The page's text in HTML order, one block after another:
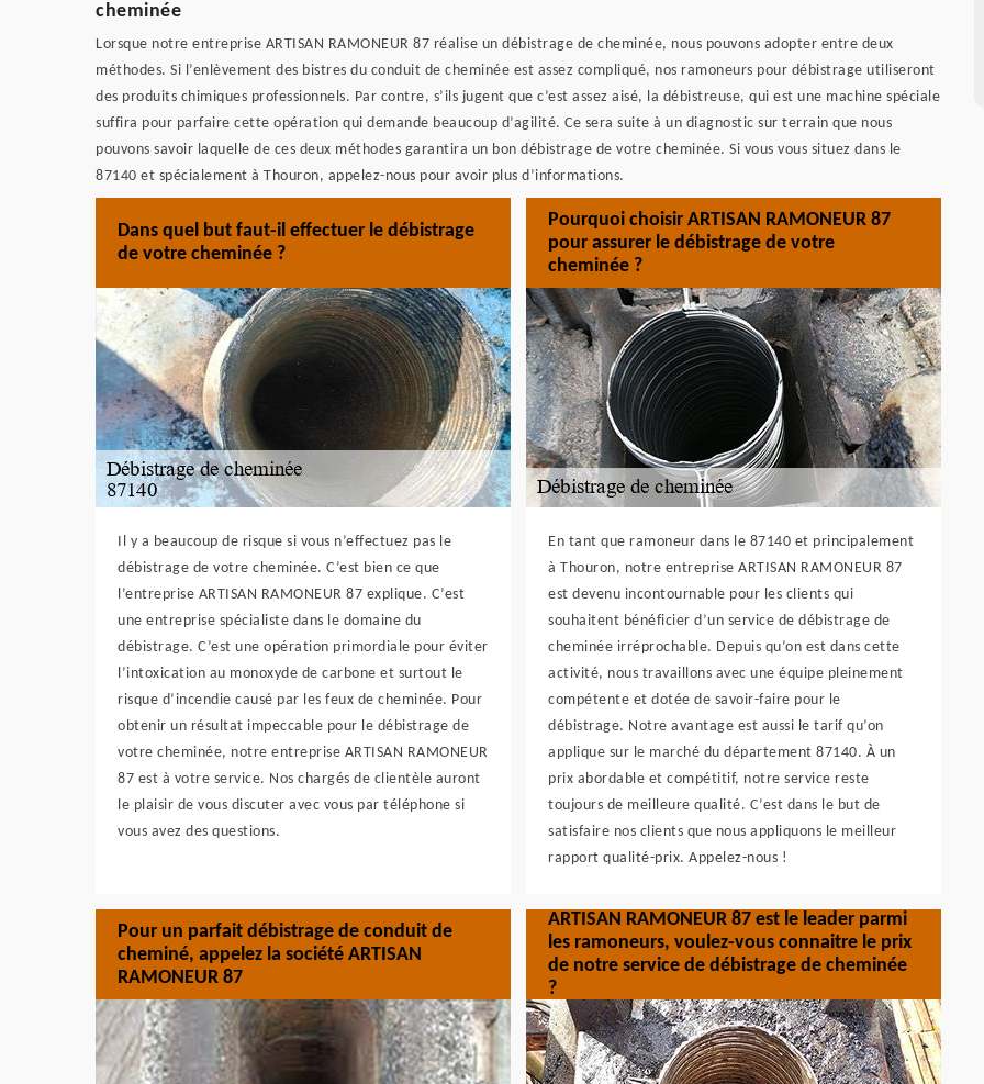
cheminée
Lorsque notre entreprise ARTISAN RAMONEUR 87 réalise un débistrage de cheminée, nous pouvons adopter entre deux
méthodes. Si l’enlèvement des bistres du conduit de cheminée est assez compliqué, nos ramoneurs pour débistrage utiliseront
des produits chimiques professionnels. Par contre, s’ils jugent que c’est assez aisé, la débistreuse, qui est une machine spéciale
suffira pour parfaire cette opération qui demande beaucoup d’agilité. Ce sera suite à un diagnostic sur terrain que nous
pouvons savoir laquelle de ces deux méthodes garantira un bon débistrage de votre cheminée. Si vous vous situez dans le
87140 et spécialement à Thouron, appelez-nous pour avoir plus d’informations.
Dans quel but faut-il effectuer le débistrage
de votre cheminée ?
Il y a beaucoup de risque si vous n’effectuez pas le
débistrage de votre cheminée. C’est bien ce que
l’entreprise ARTISAN RAMONEUR 87 explique. C’est
une entreprise spécialiste dans le domaine du
débistrage. C’est une opération primordiale pour éviter
l’intoxication au monoxyde de carbone et surtout le
risque d’incendie causé par les feux de cheminée. Pour
obtenir un résultat impeccable pour le débistrage de
votre cheminée, notre entreprise ARTISAN RAMONEUR
87 est à votre service. Nos chargés de clientèle auront
le plaisir de vous discuter avec vous par téléphone si
vous avez des questions.
Pourquoi choisir ARTISAN RAMONEUR 87
pour assurer le débistrage de votre
cheminée ?
En tant que ramoneur dans le 87140 et principalement
à Thouron, notre entreprise ARTISAN RAMONEUR 87
est devenu incontournable pour les clients qui
souhaitent bénéficier d’un service de débistrage de
cheminée irréprochable. Depuis qu’on est dans cette
activité, nous travaillons avec une équipe pleinement
compétente et dotée de savoir-faire pour le
débistrage. Notre avantage est aussi le tarif qu’on
applique sur le marché du département 87140. À un
prix abordable et compétitif, notre service reste
toujours de meilleure qualité. C’est dans le but de
satisfaire nos clients que nous appliquons le meilleur
rapport qualité-prix. Appelez-nous !
Pour un parfait débistrage de conduit de
cheminé, appelez la société ARTISAN
RAMONEUR 87
ARTISAN RAMONEUR 87 est le leader parmi
les ramoneurs, voulez-vous connaitre le prix
de notre service de débistrage de cheminée
?